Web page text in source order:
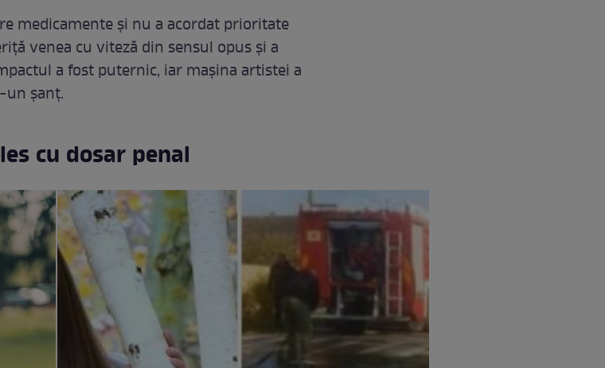
medicamente și nu a acordat prioritate
venea cu viteză din sensul opus și a
a fost puternic, iar mașina artistei a
un șanț.
cu dosar penal